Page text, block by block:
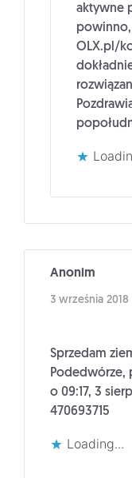
aktywne
powinno,
OLX.pl/
Anonim
3 września 2018
Sprzedam
Podedwórze,
o 09:17, 3
470693715
Loading...